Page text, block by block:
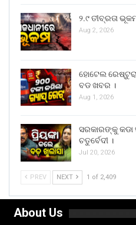
୨.୯ ତୀବ୍ରତା
Aug 2, 2026
ହୋଟେଲ
ବଡ ଖବର ।
Aug 1, 2026
ସରକାରଙ୍କୁ କଡା
ଚତୁର୍ବେଦୀ ।
Jul 20, 2026
PREV NEXT 1 of 2,409
About Us